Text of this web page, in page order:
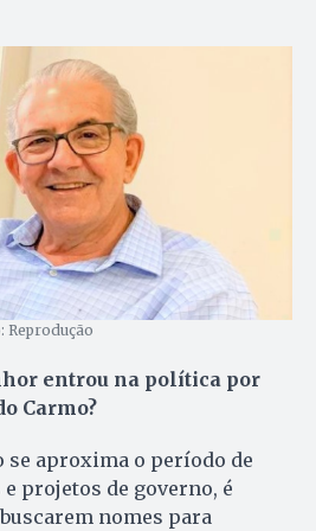
Reprodução
entrou na política por
Carmo?
se aproxima o período de
projetos de governo, é
nomes para